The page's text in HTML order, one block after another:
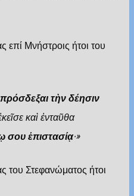
επί Μνήστροις ήτοι του
πρόσδεξαι τὴν δέησιν
καὶ ἐνταῦθα
σου ἐπιστασίᾳ·»
του Στεφανώματος ήτοι